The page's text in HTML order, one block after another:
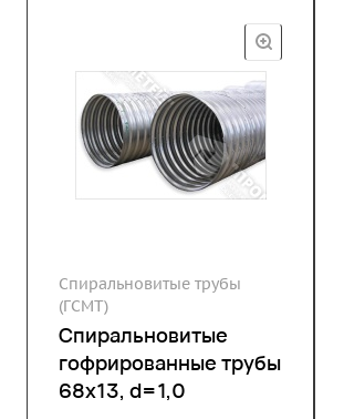
Спиральновитые трубы
(ГСМТ)
Спиральновитые
гофрированные трубы
68х13, d=1,0